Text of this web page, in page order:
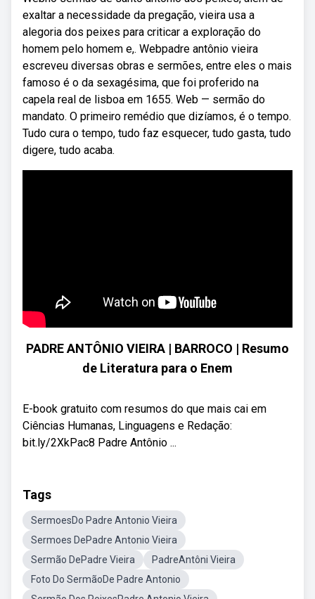
exaltar a necessidade da pregação, vieira usa a
alegoria dos peixes para criticar a exploração do
homem pelo homem e,. Webpadre antônio vieira
escreveu diversas obras e sermões, entre eles o mais
famoso é o da sexagésima, que foi proferido na
capela real de lisboa em 1655. Web — sermão do
mandato. O primeiro remédio que dizíamos, é o tempo.
Tudo cura o tempo, tudo faz esquecer, tudo gasta, tudo
digere, tudo acaba.
PADRE ANTÔNIO VIEIRA | BARROCO | Resumo
de Literatura para o Enem
E-book gratuito com resumos do que mais cai em
Ciências Humanas, Linguagens e Redação:
bit.ly/2XkPac8 Padre Antônio ...
Tags
SermoesDo Padre Antonio Vieira
Sermoes DePadre Antonio Vieira
Sermão DePadre Vieira
PadreAntôni Vieira
Foto Do SermãoDe Padre Antonio